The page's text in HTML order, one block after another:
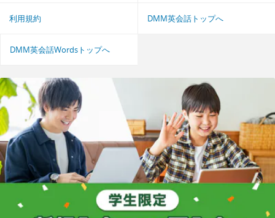
利用規約 DMM英会話トップへ
DMM英会話Wordsトップへ